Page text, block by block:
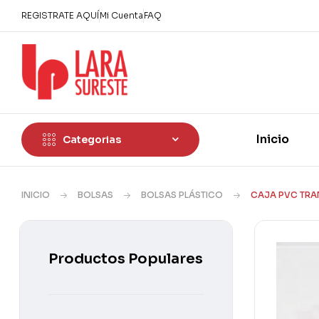
REGISTRATE AQUÍ Mi Cuenta FAQ
Categorias Inicio
INICIO BOLSAS BOLSAS PLÁSTICO CAJA PVC
Productos Populares